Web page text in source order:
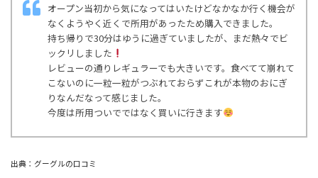
オープン当初から気になってはいたけどなかなか行く機会が
なくようやく近くで所用があったため購入できました。
持ち帰りで30分はゆうに過ぎていましたが、まだ熱々でビ
ックリしました
レビューの通りレギュラーでも大きいです。食べてて崩れて
こないのに一粒一粒がつぶれておらずこれが本物のおにぎ
りなんだなって感じました。
今度は所用ついでではなく買いに行きます
出典：グーグルの口コミ